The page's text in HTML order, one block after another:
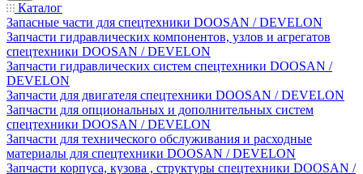
Каталог
Запасные части для спецтехники DOOSAN / DEVELON
Запчасти гидравлических компонентов, узлов и агрегатов
спецтехники DOOSAN / DEVELON
Запчасти гидравлических систем спецтехники DOOSAN /
DEVELON
Запчасти для двигателя спецтехники DOOSAN / DEVELON
Запчасти для опциональных и дополнительных систем
спецтехники DOOSAN / DEVELON
Запчасти для технического обслуживания и расходные
материалы для спецтехники DOOSAN / DEVELON
Запчасти корпуса, кузова , структуры спецтехники DOOSAN /